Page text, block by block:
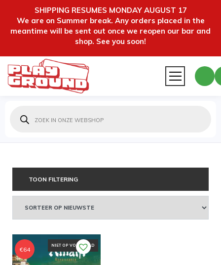
SHIPPING RESUMES MONDAY AUGUST 17
We are on Summer break. Any orders placed in the
meantime will be sent out once we reopen our bar and
shop. See you soon!
zoeken
TOON FILTERING
NIET OP VOORRAAD
€64